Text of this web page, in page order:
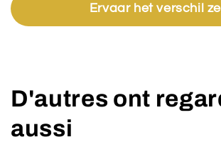
Ervaar het verschil
D'autres ont
aussi